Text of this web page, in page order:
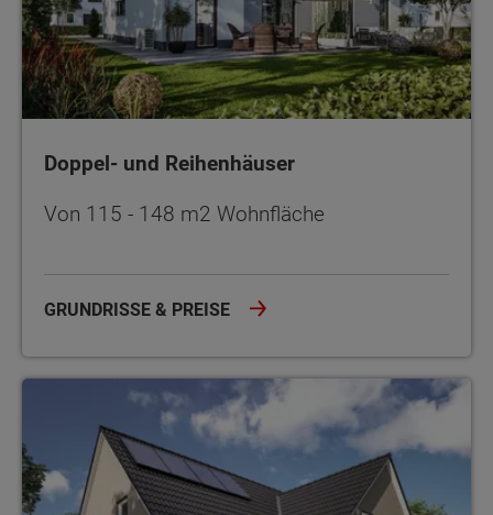
Doppel- und Reihenhäuser
Von 115 - 148 m2 Wohnfläche
GRUNDRISSE & PREISE
Zweifamilienhäuser